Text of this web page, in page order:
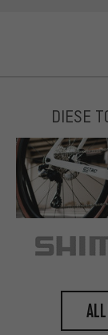
DIESE